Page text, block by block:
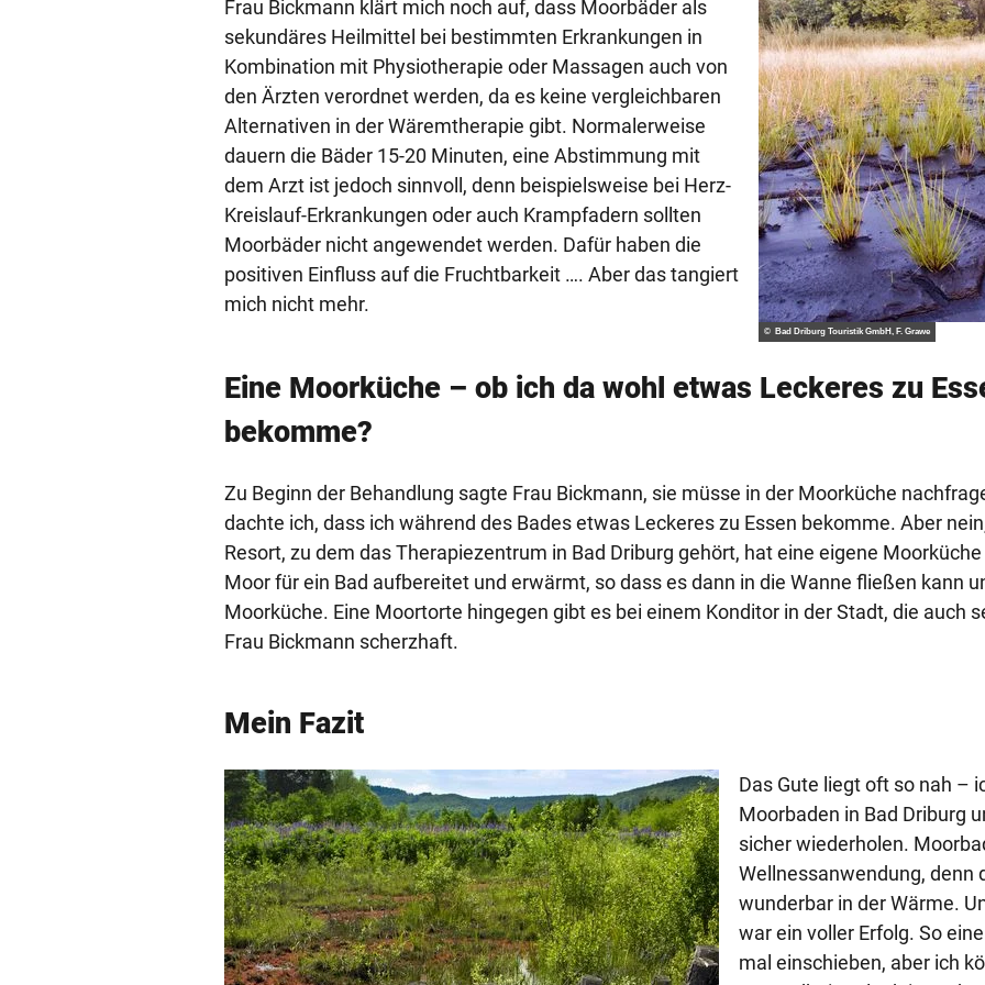
© Bad Driburg Touristik GmbH, F. Grawe
Frau Bickmann klärt mich noch auf, dass Moorbäder als
sekundäres Heilmittel bei bestimmten Erkrankungen in
Kombination mit Physiotherapie oder Massagen auch von
den Ärzten verordnet werden, da es keine vergleichbaren
Alternativen in der Wäremtherapie gibt. Normalerweise
dauern die Bäder 15-20 Minuten, eine Abstimmung mit
dem Arzt ist jedoch sinnvoll, denn beispielsweise bei Herz-
Kreislauf-Erkrankungen oder auch Krampfadern sollten
Moorbäder nicht angewendet werden. Dafür haben die
positiven Einfluss auf die Fruchtbarkeit …. Aber das tangiert
mich nicht mehr.
Eine Moorküche – ob ich da wohl etwas Leckeres zu
bekomme?
Zu Beginn der Behandlung sagte Frau Bickmann, sie müsse in der Moorküche
dachte ich, dass ich während des Bades etwas Leckeres zu Essen bekomme. Aber
Resort, zu dem das Therapiezentrum in Bad Driburg gehört, hat eine eigene
Moor für ein Bad aufbereitet und erwärmt, so dass es dann in die Wanne fließen kann
Moorküche. Eine Moortorte hingegen gibt es bei einem Konditor in der Stadt, die auch
Frau Bickmann scherzhaft.
Mein Fazit
Das Gute liegt oft so nah –
Moorbaden in Bad Driburg
sicher wiederholen.
Wellnessanwendung, denn
wunderbar in der Wärme.
war ein voller Erfolg. So
mal einschieben, aber ich